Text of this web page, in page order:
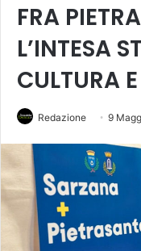
FRA
L’INTESA
CULTURA
Redazione 9